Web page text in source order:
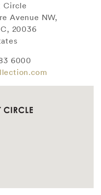
Circle
Avenue NW,
20036
6000